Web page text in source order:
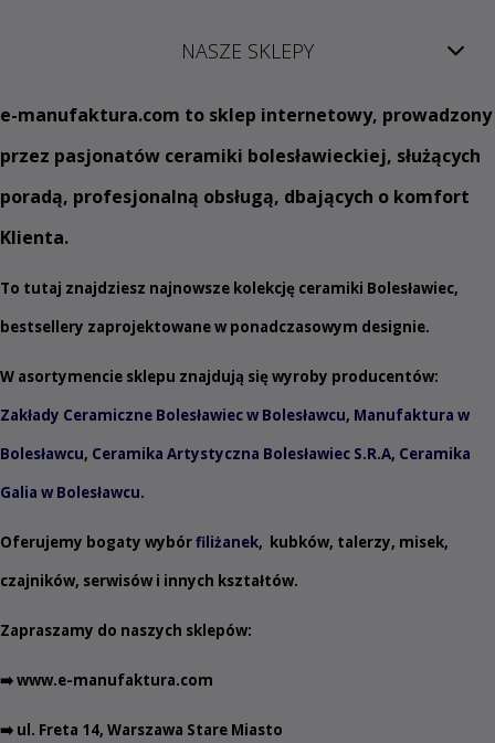
NASZE SKLEPY
e-manufaktura.com to sklep internetowy, prowadzony
przez pasjonatów ceramiki bolesławieckiej, służących
poradą, profesjonalną obsługą, dbających o komfort
Klienta.
To tutaj znajdziesz najnowsze kolekcję ceramiki Bolesławiec,
bestsellery zaprojektowane w ponadczasowym designie.
W asortymencie sklepu znajdują się wyroby producentów:
Zakłady Ceramiczne Bolesławiec w Bolesławcu, Manufaktura w
Bolesławcu, Ceramika Artystyczna Bolesławiec S.R.A, Ceramika
Galia w Bolesławcu.
Oferujemy bogaty wybórfiliżanek, kubków, talerzy, misek,
czajników, serwisów i innych kształtów.
Zapraszamy do naszych sklepów:
➡️www.e-manufaktura.com
➡️ ul. Freta 14, Warszawa Stare Miasto